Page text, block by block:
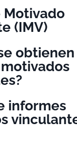
Motivado
(IMV)
informes